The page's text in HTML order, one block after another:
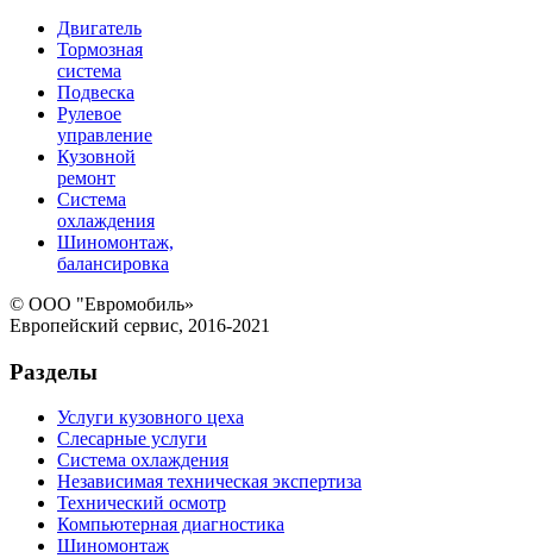
Двигатель
Тормозная
система
Подвеска
Рулевое
управление
Кузовной
ремонт
Система
охлаждения
Шиномонтаж,
балансировка
© ООО "Евромобиль»
Европейский сервис, 2016-2021
Разделы
Услуги кузовного цеха
Слесарные услуги
Система охлаждения
Независимая техническая экспертиза
Технический осмотр
Компьютерная диагностика
Шиномонтаж